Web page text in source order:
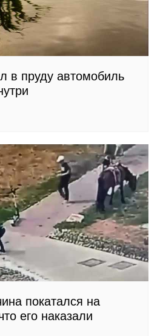
в пруду автомобиль
покатался на
его наказали